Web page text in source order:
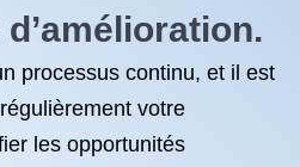
processus continu, et il est
votre
les opportunités